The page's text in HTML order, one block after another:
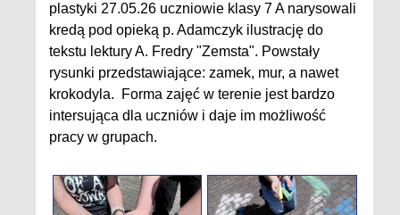
plastyki 27.05.26 uczniowie klasy 7 A narysowali
kredą pod opieką p. Adamczyk ilustrację do
tekstu lektury A. Fredry "Zemsta". Powstały
rysunki przedstawiające: zamek, mur, a nawet
krokodyla. Forma zajęć w terenie jest bardzo
intersująca dla uczniów i daje im możliwość
pracy w grupach.